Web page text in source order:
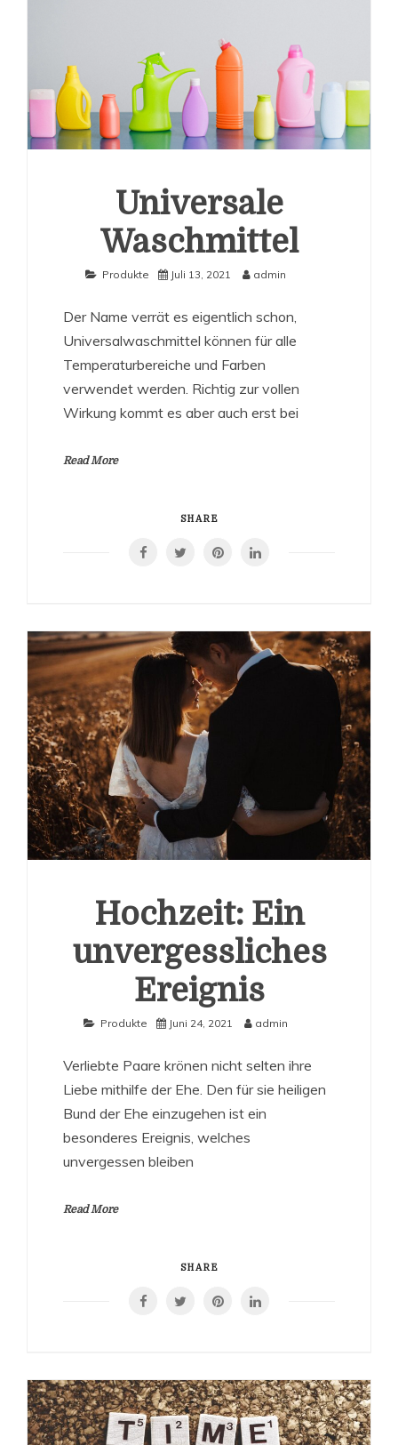
Universale
Waschmittel
Produkte Juli 13, 2021 admin
Der Name verrät es eigentlich schon,
Universalwaschmittel können für alle
Temperaturbereiche und Farben
verwendet werden. Richtig zur vollen
Wirkung kommt es aber auch erst bei
Read More
SHARE
Hochzeit: Ein
unvergessliches
Ereignis
Produkte Juni 24, 2021 admin
Verliebte Paare krönen nicht selten ihre
Liebe mithilfe der Ehe. Den für sie heiligen
Bund der Ehe einzugehen ist ein
besonderes Ereignis, welches
unvergessen bleiben
Read More
SHARE